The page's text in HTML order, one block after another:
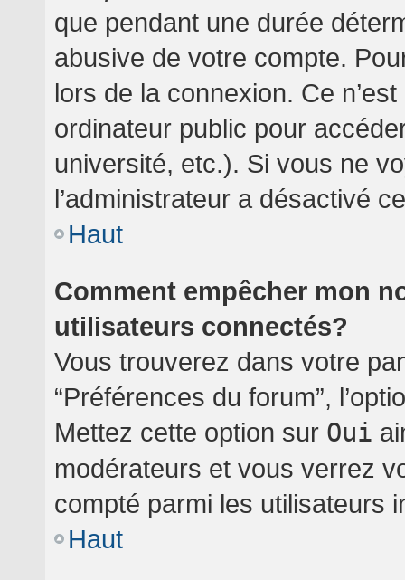
que pendant une durée
abusive de votre compte.
lors de la connexion. Ce
ordinateur public pour
université, etc.). Si vous ne
l’administrateur a désactivé
Haut
Comment empêcher mon
utilisateurs connectés?
Vous trouverez dans votre
“Préférences du forum”,
Mettez cette option sur Oui
modérateurs et vous verrez
compté parmi les utilisateurs
Haut